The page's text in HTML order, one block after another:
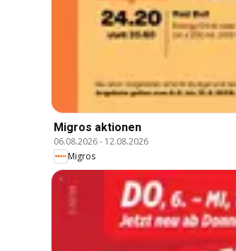
Migros aktionen
06.08.2026- 12.08.2026
Migros